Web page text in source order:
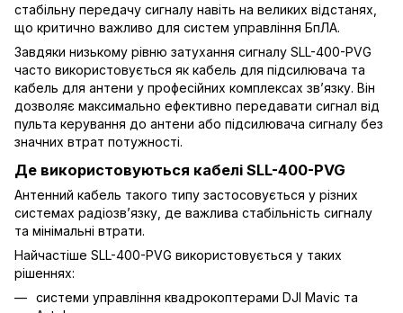
стабільну передачу сигналу навіть на великих відстанях,
що критично важливо для систем управління БпЛА.
Завдяки низькому рівню затухання сигналу SLL-400-PVG
часто використовується як кабель для підсилювача та
кабель для антени у професійних комплексах зв’язку. Він
дозволяє максимально ефективно передавати сигнал від
пульта керування до антени або підсилювача сигналу без
значних втрат потужності.
Де використовуються кабелі SLL-400-PVG
Антенний кабель такого типу застосовується у різних
системах радіозв’язку, де важлива стабільність сигналу
та мінімальні втрати.
Найчастіше SLL-400-PVG використовується у таких
рішеннях:
системи управління квадрокоптерами DJI Mavic та